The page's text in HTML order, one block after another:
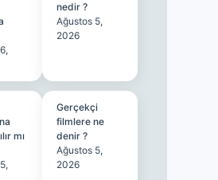
nedir ?
Ağustos 5,
2026
mı
Gerçekçi
filmlere ne
denir ?
Ağustos 5,
2026